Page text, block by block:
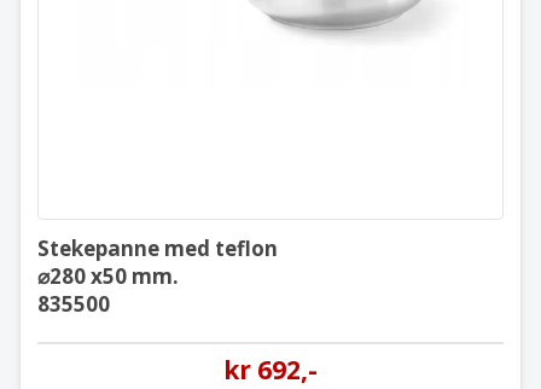
⌀280 x50 mm.
Stekepanne med teflon
⌀280 x50 mm.
835500
kr 692,-